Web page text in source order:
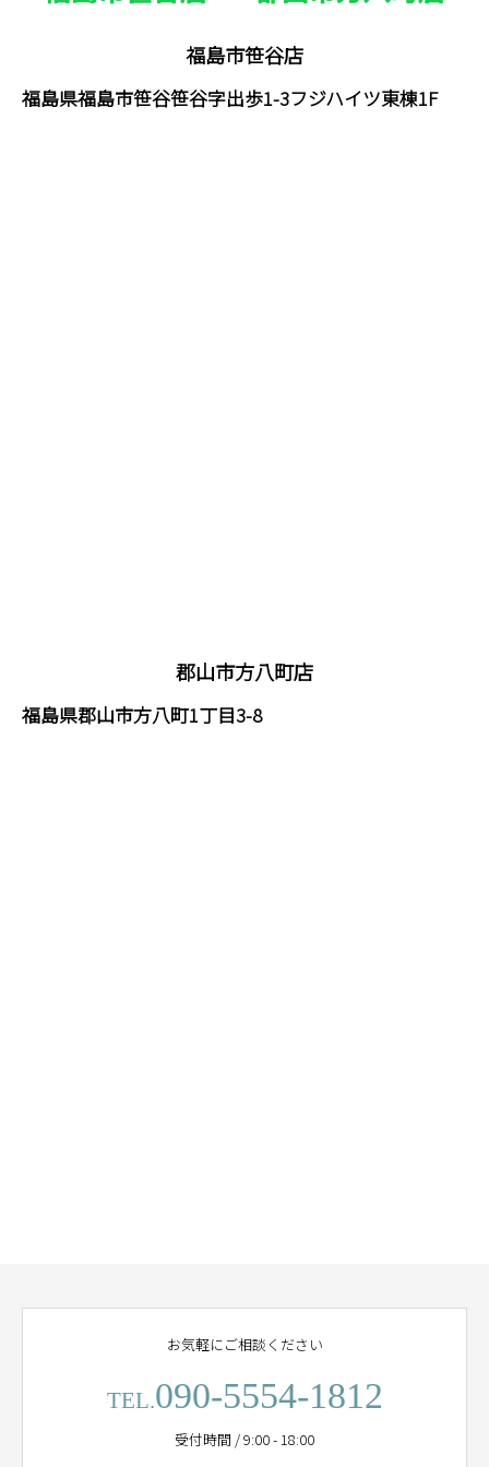
福島市笹谷店
福島県福島市笹谷笹谷字出歩1-3フジハイツ東棟1F
郡山市方八町店
福島県郡山市方八町1丁目3-8
お気軽にご相談ください
TEL.090-5554-1812
受付時間 / 9:00 - 18:00